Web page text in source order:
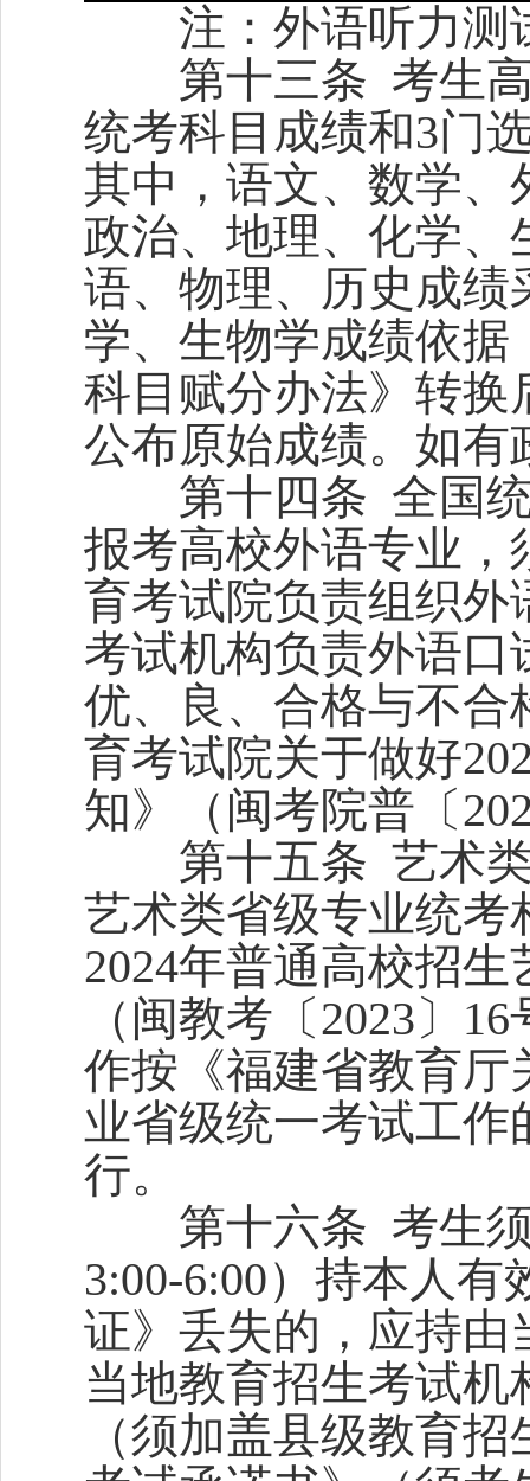
注：外语听力测
第十三条 考生高
统考科目成绩和3门
其中，语文、数学、
政治、地理、化学、
语、物理、历史成绩
学、生物学成绩依
科目赋分办法》转换
公布原始成绩。如有
第十四条 全国统
报考高校外语专业，
育考试院负责组织外
考试机构负责外语
优、良、合格与不合
育考试院关于做好
知》（闽考院普〔
第十五条 艺术类
艺术类省级专业统考
2024年普通高校招
（闽教考〔2023〕
作按《福建省教育厅
业省级统一考试工作
行。
第十六条 考生须
3:00-6:00）持本人
证》丢失的，应持由
当地教育招生考试
（须加盖县级教育